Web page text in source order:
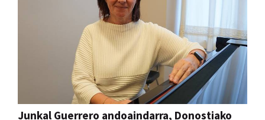
Junkal Guerrero andoaindarra, Donostiako